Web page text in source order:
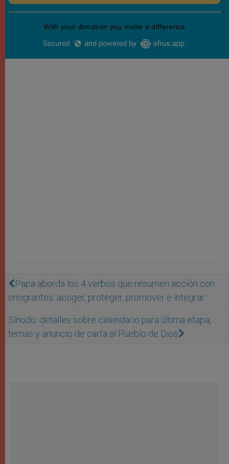
Papa aborda los 4 verbos que resumen acción con
emigrantes: acoger, proteger, promover e integrar
Sínodo: detalles sobre calendario para última etapa,
temas y anuncio de carta al Pueblo de Dios